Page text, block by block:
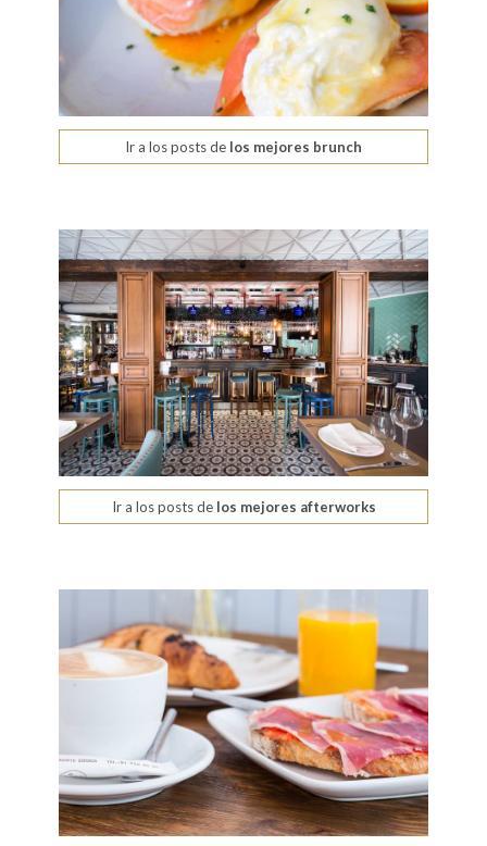
Ir a los posts de los mejores brunch
Ir a los posts delos mejores afterworks